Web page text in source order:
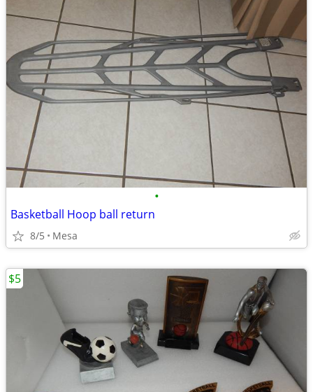
•
Basketball Hoop ball return
8/5 Mesa
$5